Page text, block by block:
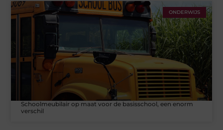
ONDERWIJS
Schoolmeubilair op maat voor de basisschool, een enorm
verschil